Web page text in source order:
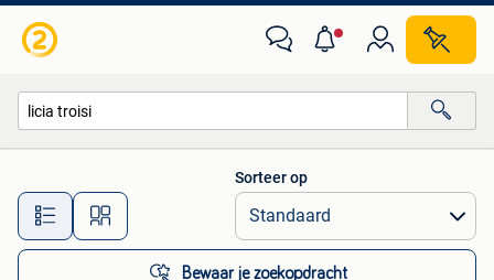
Alle afstanden…
Sorteer op
Bewaar je zoekopdracht